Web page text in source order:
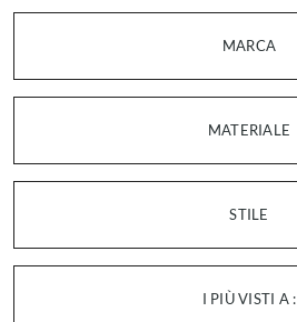
MARCA
MATERIALE
STILE
I PIÙ VISTI A :